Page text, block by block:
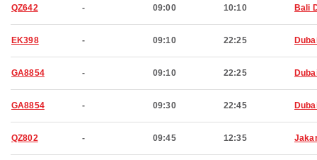
QZ642 - 09:00 10:10 Bali
EK398 - 09:10 22:25
GA8854 - 09:10 22:25
GA8854 - 09:30 22:45
QZ802 - 09:45 12:35